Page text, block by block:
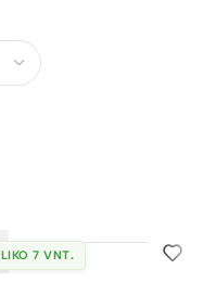
LIKO 7 VNT.